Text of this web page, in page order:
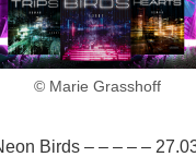
© Marie Grasshoff
Birds – – – – –